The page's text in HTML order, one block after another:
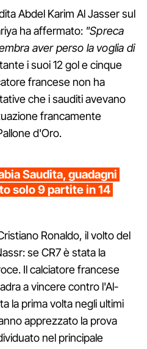
Abdel Karim Al Jasser sul
ha affermato: "Spreca
aver perso la voglia di
i suoi 12 gol e cinque
francese non ha
che i sauditi avevano
francamente
d'Oro.
Saudita, guadagni
solo 9 partite in 14
Ronaldo, il volto del
se CR7 è stata la
Il calciatore francese
a vincere contro l'Al-
la prima volta negli ultimi
apprezzato la prova
nel principale